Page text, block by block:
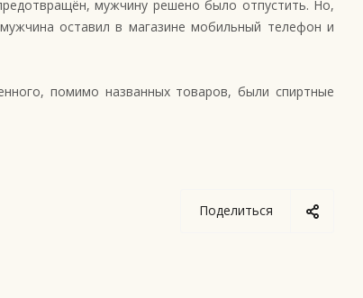
мужчину решено было отпустить. Но,
оставил в магазине мобильный телефон и
помимо названных товаров, были спиртные
Поделиться